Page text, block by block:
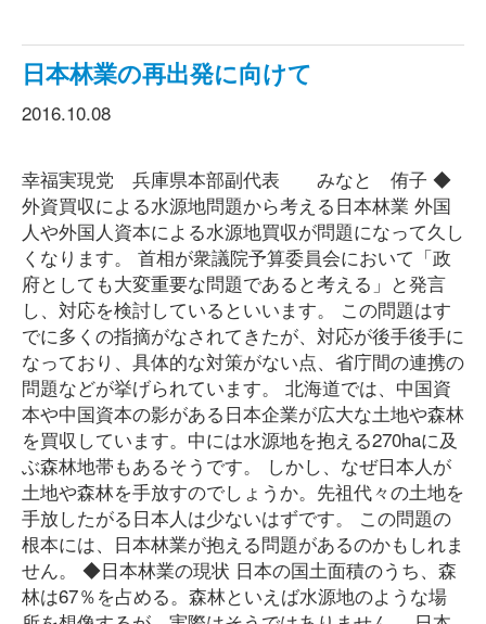
日本林業の再出発に向けて
2016.10.08
幸福実現党 兵庫県本部副代表 みなと 侑子 ◆
外資買収による水源地問題から考える日本林業 外国
人や外国人資本による水源地買収が問題になって久し
くなります。 首相が衆議院予算委員会において「政
府としても大変重要な問題であると考える」と発言
し、対応を検討しているといいます。 この問題はす
でに多くの指摘がなされてきたが、対応が後手後手に
なっており、具体的な対策がない点、省庁間の連携の
問題などが挙げられています。 北海道では、中国資
本や中国資本の影がある日本企業が広大な土地や森林
を買収しています。中には水源地を抱える270haに及
ぶ森林地帯もあるそうです。 しかし、なぜ日本人が
土地や森林を手放すのでしょうか。先祖代々の土地を
手放したがる日本人は少ないはずです。 この問題の
根本には、日本林業が抱える問題があるのかもしれま
せん。 ◆日本林業の現状 日本の国土面積のうち、森
林は67％を占める。森林といえば水源地のような場